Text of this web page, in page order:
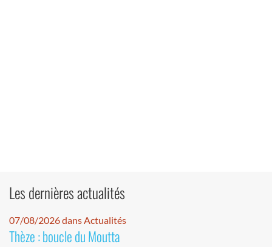
Les dernières actualités
07/08/2026 dans Actualités
Thèze : boucle du Moutta